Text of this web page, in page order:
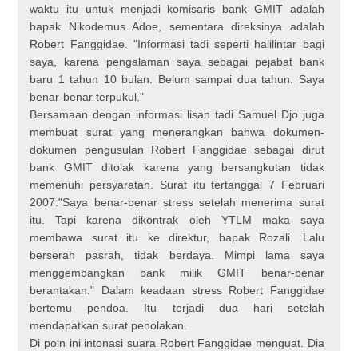
waktu itu untuk menjadi komisaris bank GMIT adalah
bapak Nikodemus Adoe, sementara direksinya adalah
Robert Fanggidae. "Informasi tadi seperti halilintar bagi
saya, karena pengalaman saya sebagai pejabat bank
baru 1 tahun 10 bulan. Belum sampai dua tahun. Saya
benar-benar terpukul."
Bersamaan dengan informasi lisan tadi Samuel Djo juga
membuat surat yang menerangkan bahwa dokumen-
dokumen pengusulan Robert Fanggidae sebagai dirut
bank GMIT ditolak karena yang bersangkutan tidak
memenuhi persyaratan. Surat itu tertanggal 7 Februari
2007."Saya benar-benar stress setelah menerima surat
itu. Tapi karena dikontrak oleh YTLM maka saya
membawa surat itu ke direktur, bapak Rozali. Lalu
berserah pasrah, tidak berdaya. Mimpi lama saya
menggembangkan bank milik GMIT benar-benar
berantakan." Dalam keadaan stress Robert Fanggidaе
bertemu pendoa. Itu terjadi dua hari setelah
mendapatkan surat penolakan.
Di poin ini intonasi suara Robert Fanggidae menguat. Dia